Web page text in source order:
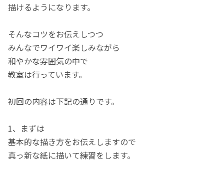
描けるようになります。
そんなコツをお伝えしつつ
みんなでワイワイ楽しみながら
和やかな雰囲気の中で
教室は行っています。
初回の内容は下記の通りです。
1、まずは
基本的な描き方をお伝えしますので
真っ新な紙に描いて練習をします。